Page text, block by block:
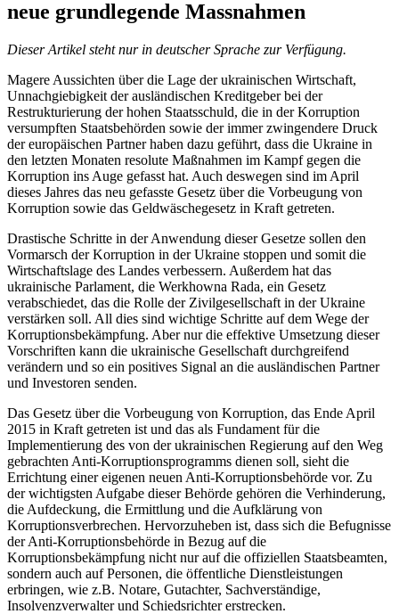
neue grundlegende Massnahmen
Dieser Artikel steht nur in deutscher Sprache zur Verfügung.
Magere Aussichten über die Lage der ukrainischen Wirtschaft,
Unnachgiebigkeit der ausländischen Kreditgeber bei der
Restrukturierung der hohen Staatsschuld, die in der Korruption
versumpften Staatsbehörden sowie der immer zwingendere Druck
der europäischen Partner haben dazu geführt, dass die Ukraine in
den letzten Monaten resolute Maßnahmen im Kampf gegen die
Korruption ins Auge gefasst hat. Auch deswegen sind im April
dieses Jahres das neu gefasste Gesetz über die Vorbeugung von
Korruption sowie das Geldwäschegesetz in Kraft getreten.
Drastische Schritte in der Anwendung dieser Gesetze sollen den
Vormarsch der Korruption in der Ukraine stoppen und somit die
Wirtschaftslage des Landes verbessern. Außerdem hat das
ukrainische Parlament, die Werkhowna Rada, ein Gesetz
verabschiedet, das die Rolle der Zivilgesellschaft in der Ukraine
verstärken soll. All dies sind wichtige Schritte auf dem Wege der
Korruptionsbekämpfung. Aber nur die effektive Umsetzung dieser
Vorschriften kann die ukrainische Gesellschaft durchgreifend
verändern und so ein positives Signal an die ausländischen Partner
und Investoren senden.
Das Gesetz über die Vorbeugung von Korruption, das Ende April
2015 in Kraft getreten ist und das als Fundament für die
Implementierung des von der ukrainischen Regierung auf den Weg
gebrachten Anti-Korruptionsprogramms dienen soll, sieht die
Errichtung einer eigenen neuen Anti-Korruptionsbehörde vor. Zu
der wichtigsten Aufgabe dieser Behörde gehören die Verhinderung,
die Aufdeckung, die Ermittlung und die Aufklärung von
Korruptionsverbrechen. Hervorzuheben ist, dass sich die Befugnisse
der Anti-Korruptionsbehörde in Bezug auf die
Korruptionsbekämpfung nicht nur auf die offiziellen Staatsbeamten,
sondern auch auf Personen, die öffentliche Dienstleistungen
erbringen, wie z.B. Notare, Gutachter, Sachverständige,
Insolvenzverwalter und Schiedsrichter erstrecken.